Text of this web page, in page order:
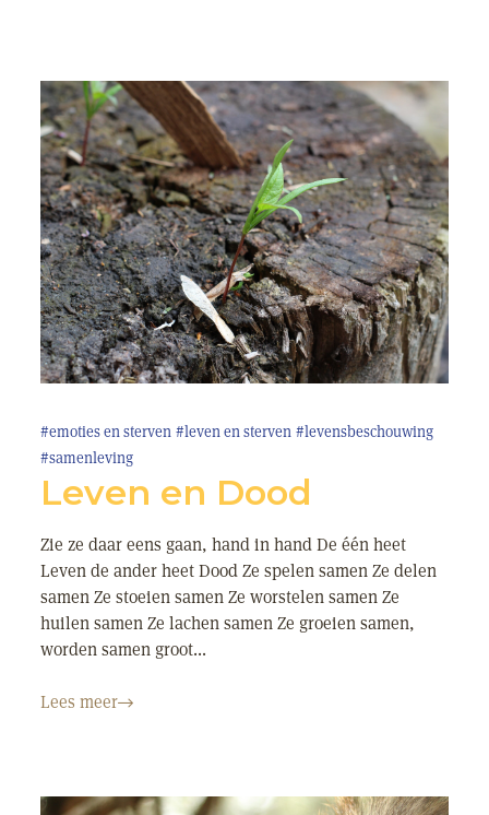
#emoties en sterven #leven en sterven #levensbeschouwing
#samenleving
Leven en Dood
Zie ze daar eens gaan, hand in hand De één heet
Leven de ander heet Dood Ze spelen samen Ze delen
samen Ze stoeien samen Ze worstelen samen Ze
huilen samen Ze lachen samen Ze groeien samen,
worden samen groot...
Lees meer